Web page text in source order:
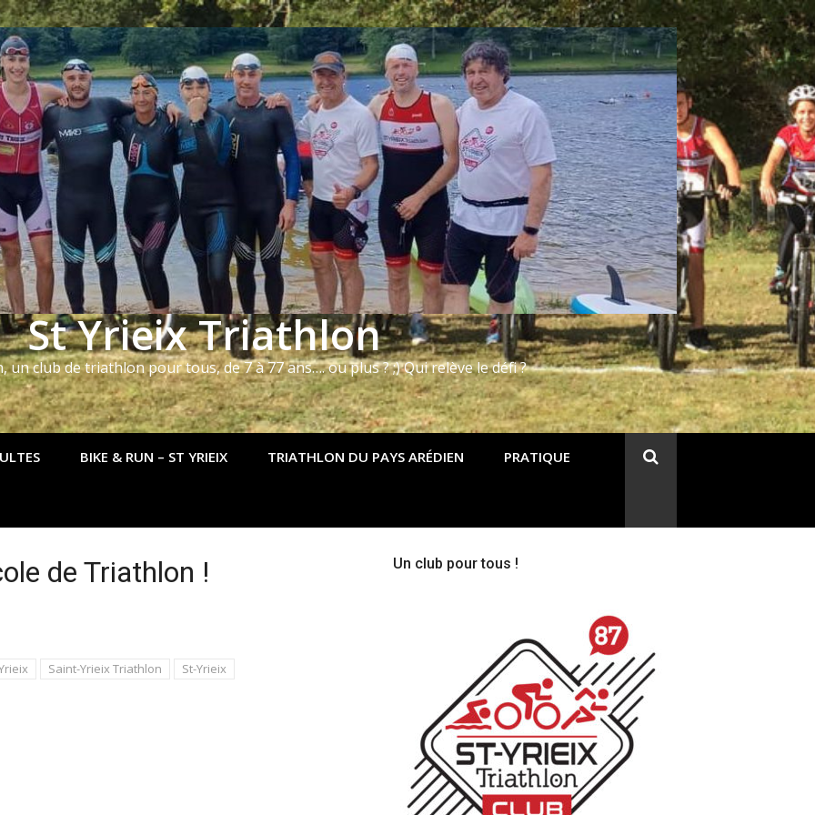
St Yrieix Triathlon
un club de triathlon pour tous, de 7 à 77 ans…. ou plus ? ;) Qui relève le défi ?
BIKE & RUN – ST YRIEIX TRIATHLON DU PAYS ARÉDIEN PRATIQUE
de Triathlon !
Saint-Yrieix Triathlon
St-Yrieix
Un club pour tous !